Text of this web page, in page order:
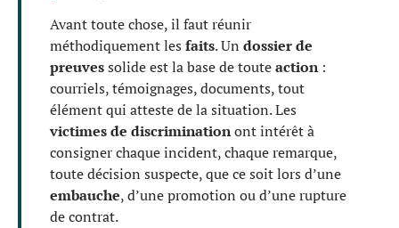
Avant toute chose, il faut réunir
méthodiquement les faits. Un dossier de
preuvessolide est la base de touteaction:
courriels, témoignages, documents, tout
élément qui atteste de la situation. Les
victimes de discriminationont intérêt à
consigner chaque incident, chaque remarque,
toute décision suspecte, que ce soit lors d’une
embauche, d’une promotion ou d’une rupture
de contrat.